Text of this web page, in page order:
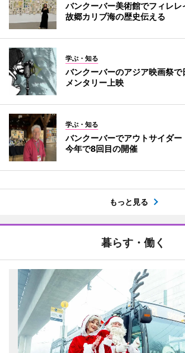
バンクーバー美術館でフィレ
故郷カリブ海の歴史伝える
学ぶ・知る
バンクーバーのアジア映画祭で
メンタリー上映
学ぶ・知る
バンクーバーでアウトサイダ
今年で8回目の開催
もっと見る
暮らす・働く